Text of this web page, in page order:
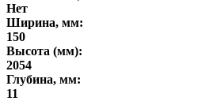
Нет
Ширина, мм:
150
Высота (мм):
2054
Глубина, мм:
11